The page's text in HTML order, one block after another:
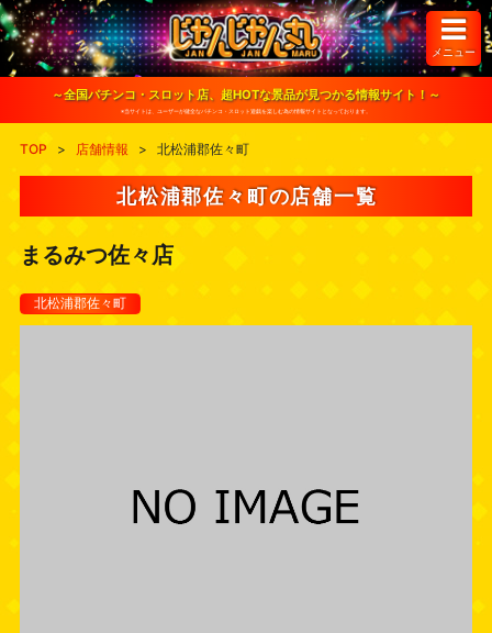
S
k
i
o
メニュー
～全国パチンコ・スロット店、超HOTな景品が見つかる情報サイト！～
※当サイトは、ユーザーが健全なパチンコ・スロット遊戯を楽しむ為の情報サイトとなっております。
TOP > 店舗情報 > 北松浦郡佐々町
北松浦郡佐々町の店舗一覧
まるみつ佐々店
北松浦郡佐々町